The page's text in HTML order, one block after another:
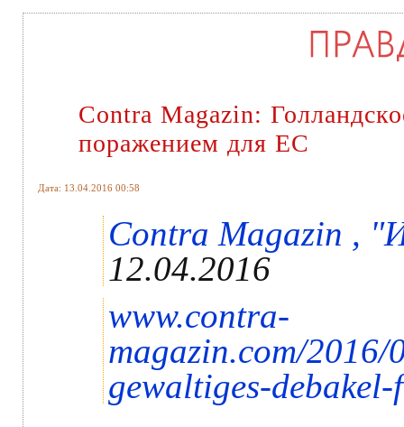
Contra Magazin:
поражением для ЕС
Дата: 13.04.2016 00:58
Contra Magazin ,
12.04.2016
www.contra-
magazin.com/2016/
gewaltiges-